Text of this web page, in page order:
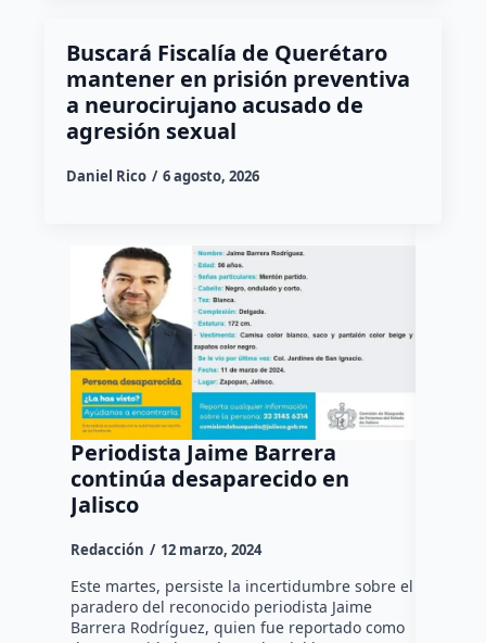
Buscará Fiscalía de Querétaro
mantener en prisión preventiva
a neurocirujano acusado de
agresión sexual
Daniel Rico 6 agosto, 2026
Periodista Jaime Barrera
continúa desaparecido en
Jalisco
Redacción 12 marzo, 2024
Este martes, persiste la incertidumbre sobre el
paradero del reconocido periodista Jaime
Barrera Rodríguez, quien fue reportado como